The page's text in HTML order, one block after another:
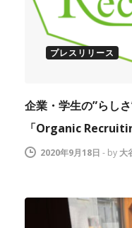
プレスリリース
企業・学生の”らし
「Organic
2020年9月18日 - by 大